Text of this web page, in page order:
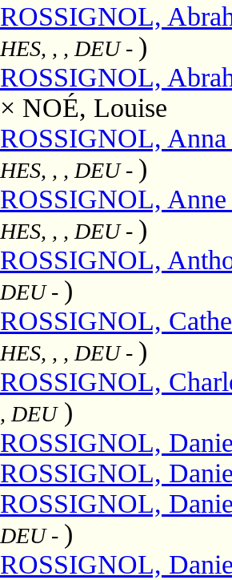
ROSSIGNOL,
HES, , , DEU- )
ROSSIGNOL,
× NOÉ, Louise
ROSSIGNOL,
HES, , , DEU- )
ROSSIGNOL, Anne
HES, , , DEU- )
ROSSIGNOL,
DEU- )
ROSSIGNOL,
HES, , , DEU- )
ROSSIGNOL,
, DEU)
ROSSIGNOL,
ROSSIGNOL,
ROSSIGNOL,
DEU- )
ROSSIGNOL,